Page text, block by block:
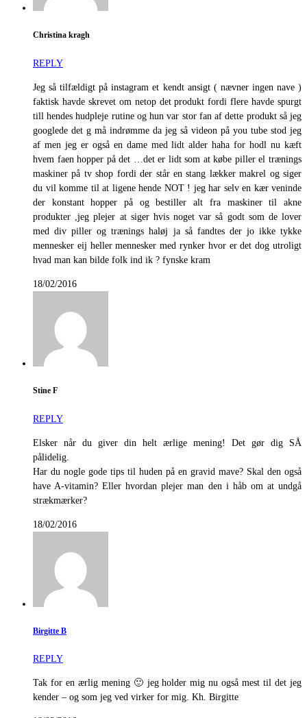
Christina kragh
REPLY
Jeg så tilfældigt på instagram et kendt ansigt ( nævner ingen nave )
faktisk havde skrevet om netop det produkt fordi flere havde spurgt
till hendes hudpleje rutine og hun var stor fan af dette produkt så jeg
googlede det g må indrømme da jeg så videon på you tube stod jeg
af men jeg er også en dame med lidt alder haha for hodl nu kæft
hvem faen hopper på det …det er lidt som at købe piller el trænings
maskiner på tv shop fordi der står en stang lækker makrel og siger
du vil komme til at ligene hende NOT ! jeg har selv en kær veninde
der konstant hopper på og bestiller alt fra maskiner til akne
produkter ,jeg plejer at siger hvis noget var så godt som de lover
med div piller og trænings haløj ja så fandtes der jo ikke tykke
mennesker eij heller mennesker med rynker hvor er det dog utroligt
hvad man kan bilde folk ind ik ? fynske kram
18/02/2016
Stine F
REPLY
Elsker når du giver din helt ærlige mening! Det gør dig SÅ
pålidelig.
Har du nogle gode tips til huden på en gravid mave? Skal den også
have A-vitamin? Eller hvordan plejer man den i håb om at undgå
strækmærker?
18/02/2016
Birgitte B
REPLY
Tak for en ærlig mening 🙂 jeg holder mig nu også mest til det jeg
kender – og som jeg ved virker for mig. Kh. Birgitte